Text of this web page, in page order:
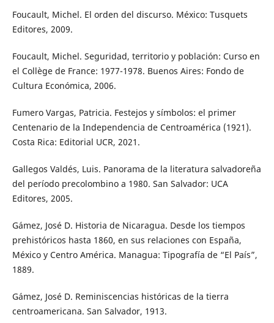
Foucault, Michel. El orden del discurso. México: Tusquets
Editores, 2009.
Foucault, Michel. Seguridad, territorio y población: Curso en
el Collège de France: 1977-1978. Buenos Aires: Fondo de
Cultura Económica, 2006.
Fumero Vargas, Patricia. Festejos y símbolos: el primer
Centenario de la Independencia de Centroamérica (1921).
Costa Rica: Editorial UCR, 2021.
Gallegos Valdés, Luis. Panorama de la literatura salvadoreña
del período precolombino a 1980. San Salvador: UCA
Editores, 2005.
Gámez, José D. Historia de Nicaragua. Desde los tiempos
prehistóricos hasta 1860, en sus relaciones con España,
México y Centro América. Managua: Tipografía de “El País”,
1889.
Gámez, José D. Reminiscencias históricas de la tierra
centroamericana. San Salvador, 1913.